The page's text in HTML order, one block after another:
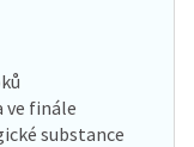
ve finále
substance